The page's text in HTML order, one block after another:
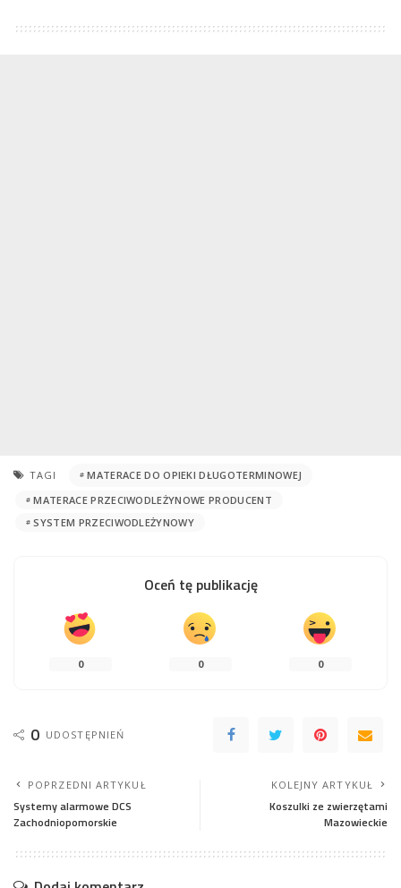
TAGI
MATERACE DO OPIEKI DŁUGOTERMINOWEJ
MATERACE PRZECIWODLEŻYNOWE PRODUCENT
SYSTEM PRZECIWODLEŻYNOWY
Oceń tę publikację
0 0 0
0 UDOSTĘPNIEŃ
POPRZEDNI ARTYKUŁ
Systemy alarmowe DCS
Zachodniopomorskie
KOLEJNY ARTYKUŁ
Koszulki ze zwierzętami
Mazowieckie